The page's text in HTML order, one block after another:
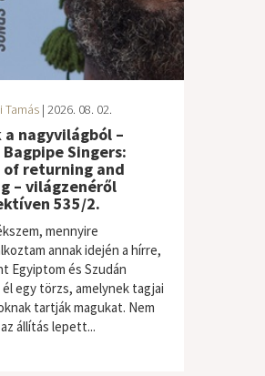
Tamás | 2026. 08. 02.
a nagyvilágból –
Bagpipe Singers:
of returning and
– világzenéről
535/2.
mennyire
annak idején a hírre,
Egyiptom és Szudán
egy törzs, amelynek tagjai
tartják magukat. Nem
állítás lepett...
/ folk